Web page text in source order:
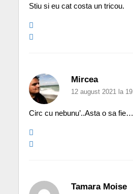
Stiu si eu cat costa un tricou.
Mircea
12 august 2021 la
Circ cu nebunu’..Asta o sa fie…
Tamara Moise